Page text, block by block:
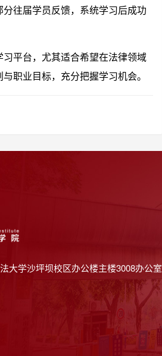
往届学员反馈，系统学习后成功
平台，尤其适合希望在法律领域
职业目标，充分把握学习机会。
大学沙坪坝校区办公楼主楼3008办公室